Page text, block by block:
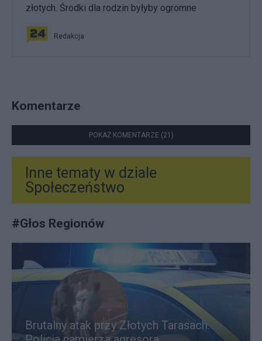
złotych. Środki dla rodzin byłyby ogromne
Redakcja
Komentarze
POKAŻ KOMENTARZE (21)
Inne tematy w dziale
Społeczeństwo
#Głos Regionów
Brutalny atak przy Złotych Tarasach.